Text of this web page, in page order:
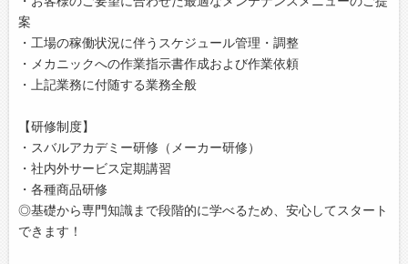
案
・工場の稼働状況に伴うスケジュール管理・調整
・メカニックへの作業指示書作成および作業依頼
・上記業務に付随する業務全般
【研修制度】
・スバルアカデミー研修（メーカー研修）
・社内外サービス定期講習
・各種商品研修
◎基礎から専門知識まで段階的に学べるため、安心してスタート
できます！